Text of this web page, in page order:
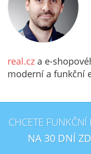
real.cz a e-
moderní a funkční
CHCETE FUNKČNÍ
NA 30 DNÍ